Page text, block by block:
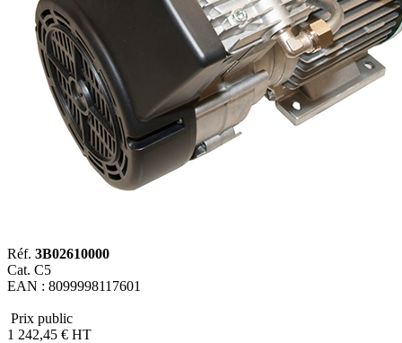
Réf. 3B02610000
Cat. C5
EAN : 8099998117601
Prix public
1 242,45 € HT